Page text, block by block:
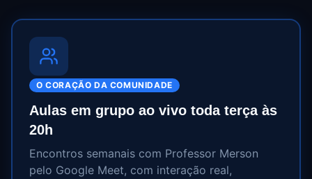
O CORAÇÃO DA COMUNIDADE
Aulas em grupo ao vivo toda terça às
20h
Encontros semanais com Professor Merson
pelo Google Meet, com interação real,